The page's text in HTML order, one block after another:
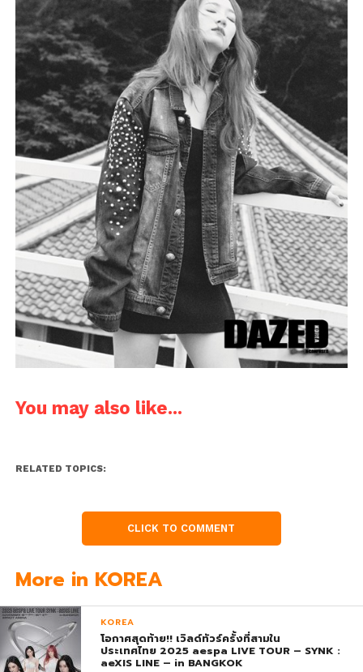
You may also like...
RELATED TOPICS:
CLICK TO COMMENT
More in KOREA
KOREA
โอกาศสุดท้าย!! เวิลด์ทัวร์ครั้งที่สามใน
ประเทศไทย 2025 aespa LIVE TOUR – SYNK :
aeXIS LINE – in BANGKOK